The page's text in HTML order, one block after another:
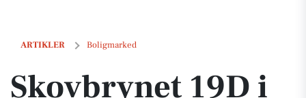
ARTIKLER Boligmarked
Skovbrynet 19D i Nibe er solgt for 3.000.000 - se køberen og 7
Skovbrynet 19D i